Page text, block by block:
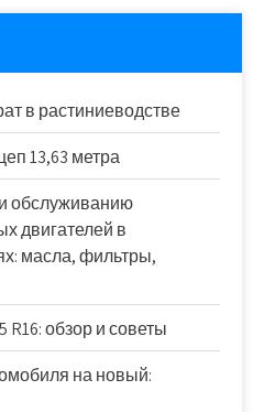
в растиниеводстве
13,63 метра
обслуживанию
двигателей в
масла, фильтры,
обзор и советы
на новый: